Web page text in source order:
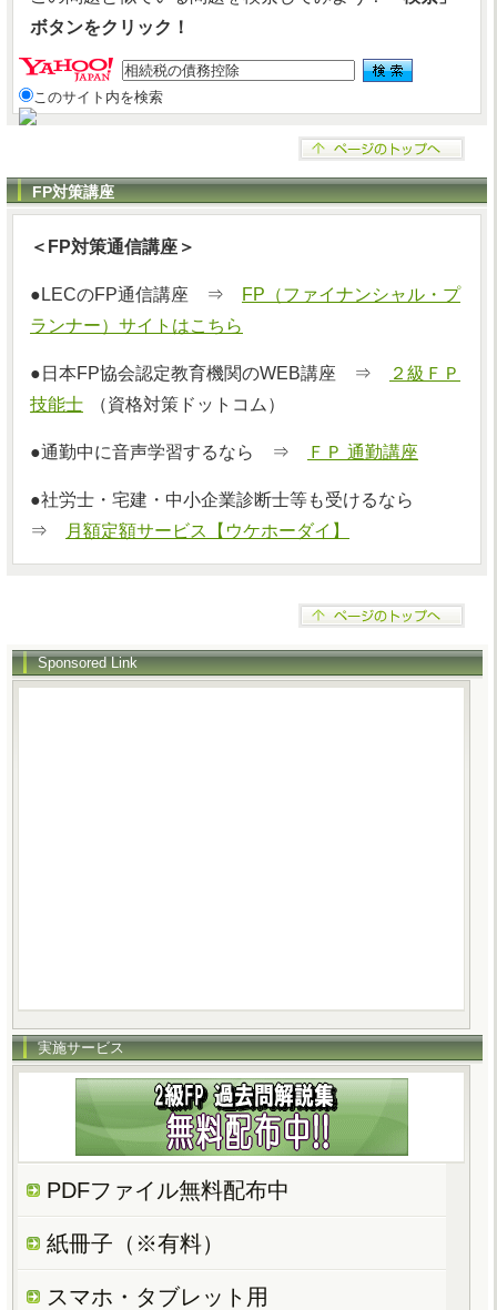
ボタンをクリック！
このサイト内を検索
FP対策講座
＜FP対策通信講座＞
●LECのFP通信講座 ⇒
FP（ファイナンシャル・プ
ランナー）サイトはこちら
●日本FP協会認定教育機関のWEB講座 ⇒
２級ＦＰ
技能士
（資格対策ドットコム）
●通勤中に音声学習するなら ⇒ ＦＰ 通勤講座
●社労士・宅建・中小企業診断士等も受けるなら
⇒
月額定額サービス【ウケホーダイ】
Sponsored Link
実施サービス
PDFファイル無料配布中
紙冊子（※有料）
スマホ・タブレット用